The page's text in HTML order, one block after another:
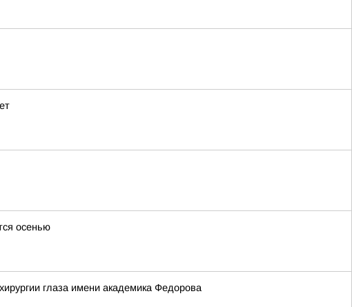
осенью
глаза имени академика Федорова